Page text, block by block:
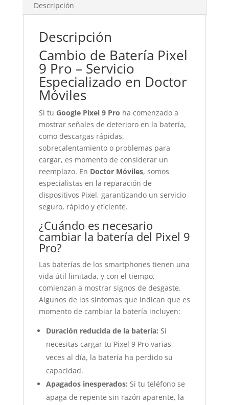
Descripción
Descripción
Cambio de Batería Pixel
9 Pro – Servicio
Especializado en Doctor
Móviles
Si tu Google Pixel 9 Pro ha comenzado a
mostrar señales de deterioro en la batería,
como descargas rápidas,
sobrecalentamiento o problemas para
cargar, es momento de considerar un
reemplazo. En Doctor Móviles, somos
especialistas en la reparación de
dispositivos Pixel, garantizando un servicio
seguro, rápido y eficiente.
¿Cuándo es necesario
cambiar la batería del Pixel 9
Pro?
Las baterías de los smartphones tienen una
vida útil limitada, y con el tiempo,
comienzan a mostrar signos de desgaste.
Algunos de los síntomas que indican que es
momento de cambiar la batería incluyen:
Duración reducida de la batería: Si
necesitas cargar tu Pixel 9 Pro varias
veces al día, la batería ha perdido su
capacidad.
Apagados inesperados: Si tu teléfono se
apaga de repente sin razón aparente, la